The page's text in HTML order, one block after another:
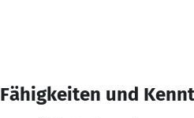
Fähigkeiten und